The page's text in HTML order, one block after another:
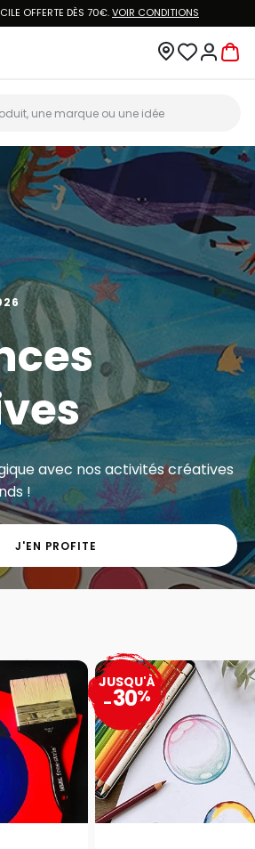
OFFERTE DÈS 70€.VOIR CONDITIONS
avec nos activités créatives
!
J'EN PROFITE
JUSQU'À
-30%